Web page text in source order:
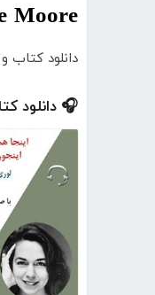
Moore
دانلود کتاب
🎧 دانلود